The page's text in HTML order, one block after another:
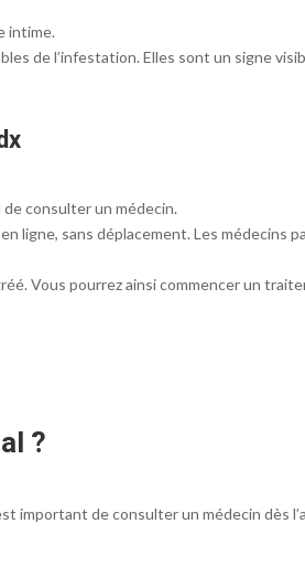
intime.
de l’infestation. Elles sont un signe
consulter un médecin.
ligne, sans déplacement. Les médecins
Vous pourrez ainsi commencer un
?
important de consulter un médecin dès